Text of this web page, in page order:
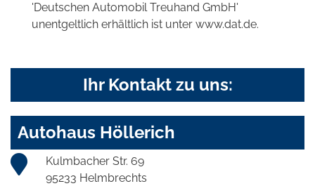
'Deutschen Automobil Treuhand GmbH'
unentgeltlich erhältlich ist unter www.dat.de.
Ihr Kontakt zu uns:
Autohaus Höllerich
Kulmbacher Str. 69
95233 Helmbrechts